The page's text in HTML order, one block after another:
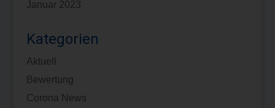
Januar 2023
Kategorien
Aktuell
Bewertung
Corona News